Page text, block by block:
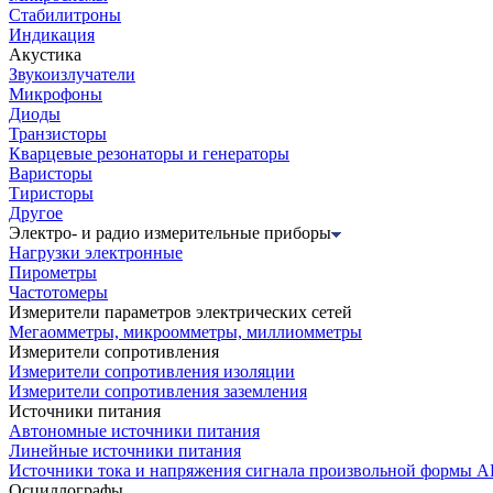
Стабилитроны
Индикация
Акустика
Звукоизлучатели
Микрофоны
Диоды
Транзисторы
Кварцевые резонаторы и генераторы
Варисторы
Тиристоры
Другое
Электро- и радио измерительные приборы
Нагрузки электронные
Пирометры
Частотомеры
Измерители параметров электрических сетей
Мегаомметры, микроомметры, миллиомметры
Измерители сопротивления
Измерители сопротивления изоляции
Измерители сопротивления заземления
Источники питания
Автономные источники питания
Линейные источники питания
Источники тока и напряжения сигнала произвольной формы